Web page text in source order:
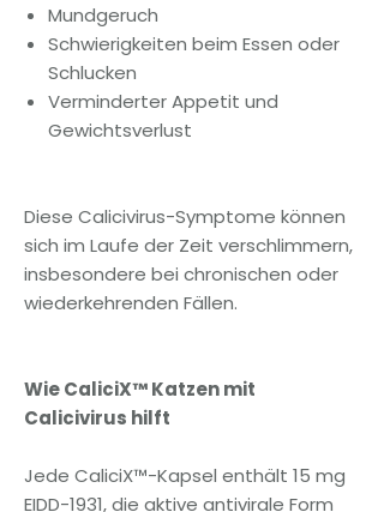
Mundgeruch
Schwierigkeiten beim Essen oder
Schlucken
Verminderter Appetit und
Gewichtsverlust
Diese Calicivirus-Symptome können
sich im Laufe der Zeit verschlimmern,
insbesondere bei chronischen oder
wiederkehrenden Fällen.
Wie CaliciX™ Katzen mit
Calicivirus hilft
Jede CaliciX™-Kapsel enthält 15 mg
EIDD-1931, die aktive antivirale Form